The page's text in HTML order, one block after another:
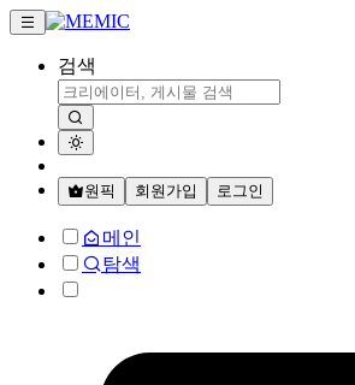
검색
원픽 회원가입 로그인
메인
탐색